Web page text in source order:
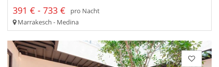
391 € - 733 €
pro Nacht
Marrakesch - Medina